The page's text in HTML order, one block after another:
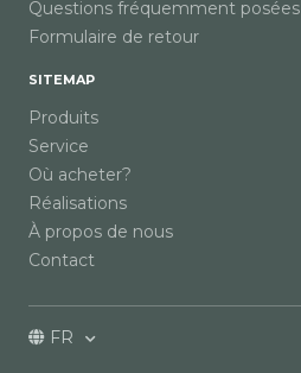
Questions fréquemment posées
Formulaire de retour
SITEMAP
Produits
Service
Où acheter?
Réalisations
À propos de nous
Contact
FR